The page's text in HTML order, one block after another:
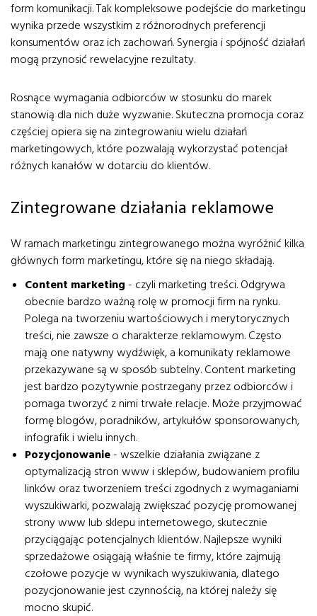
form komunikacji. Tak kompleksowe podejście do marketingu
wynika przede wszystkim z różnorodnych preferencji
konsumentów oraz ich zachowań. Synergia i spójność działań
mogą przynosić rewelacyjne rezultaty.
Rosnące wymagania odbiorców w stosunku do marek
stanowią dla nich duże wyzwanie. Skuteczna promocja coraz
częściej opiera się na zintegrowaniu wielu działań
marketingowych, które pozwalają wykorzystać potencjał
różnych kanałów w dotarciu do klientów.
Zintegrowane działania reklamowe
W ramach marketingu zintegrowanego można wyróżnić kilka
głównych form marketingu, które się na niego składają.
Content marketing - czyli marketing treści. Odgrywa
obecnie bardzo ważną rolę w promocji firm na rynku.
Polega na tworzeniu wartościowych i merytorycznych
treści, nie zawsze o charakterze reklamowym. Często
mają one natywny wydźwięk, a komunikaty reklamowe
przekazywane są w sposób subtelny. Content marketing
jest bardzo pozytywnie postrzegany przez odbiorców i
pomaga tworzyć z nimi trwałe relacje. Może przyjmować
formę blogów, poradników, artykułów sponsorowanych,
infografik i wielu innych.
Pozycjonowanie - wszelkie działania związane z
optymalizacją stron www i sklepów, budowaniem profilu
linków oraz tworzeniem treści zgodnych z wymaganiami
wyszukiwarki, pozwalają zwiększać pozycję promowanej
strony www lub sklepu internetowego, skutecznie
przyciągając potencjalnych klientów. Najlepsze wyniki
sprzedażowe osiągają właśnie te firmy, które zajmują
czołowe pozycje w wynikach wyszukiwania, dlatego
pozycjonowanie jest czynnością, na której należy się
mocno skupić.